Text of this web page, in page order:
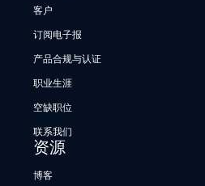
客户
订阅电子报
产品合规与认证
职业生涯
空缺职位
联系我们
资源
博客